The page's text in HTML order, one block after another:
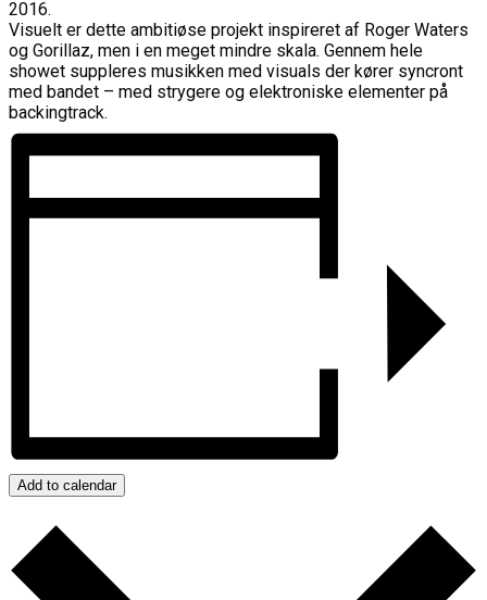
2016.
Visuelt er dette ambitiøse projekt inspireret af Roger Waters
og Gorillaz, men i en meget mindre skala. Gennem hele
showet suppleres musikken med visuals der kører syncront
med bandet – med strygere og elektroniske elementer på
backingtrack.
Add to calendar